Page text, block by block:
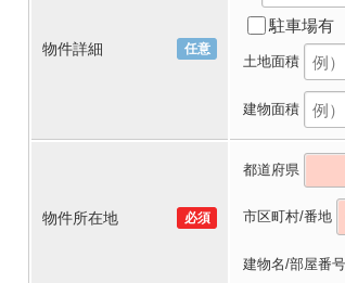
物件詳細 任意
駐車場有
土地面積
建物面積
物件所在地 必須
都道府県
市区町村/番地
建物名/部屋番号